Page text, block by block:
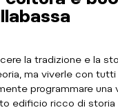
la tradizione e la
ma viverle con tutti
programmare una
edificio ricco di storia